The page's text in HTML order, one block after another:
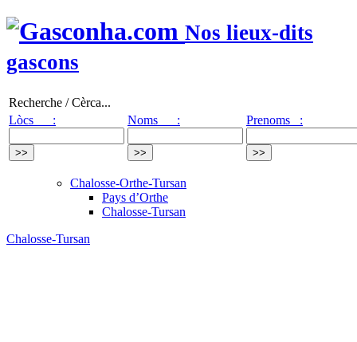
Nos lieux-dits
gascons
Recherche / Cèrca...
Lòcs :
Noms : Prenoms :
Chalosse-Orthe-Tursan
Pays d’Orthe
Chalosse-Tursan
Chalosse-Tursan